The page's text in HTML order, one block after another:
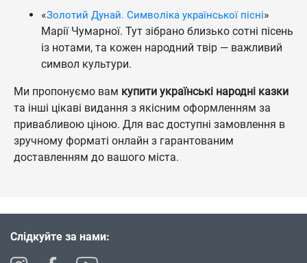
«Золотий Дунай. Символіка української пісні»
Марії Чумарної. Тут зібрано близько сотні пісень
із нотами, та кожен народний твір — важливий
символ культури.
Ми пропонуємо вам купити українські народні казки
та інші цікаві видання з якісним оформленням за
привабливою ціною. Для вас доступні замовлення в
зручному форматі онлайн з гарантованим
доставленням до вашого міста.
Слідкуйте за нами: